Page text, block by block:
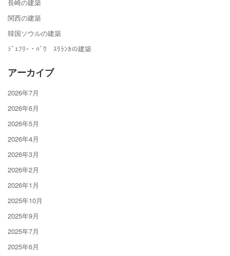
長崎の建築
関西の建築
韓国ソウルの建築
ｼﾞｪﾌﾘｰ・ﾊﾞﾜ ｽﾘﾗﾝｶの建築
アーカイブ
2026年7月
2026年6月
2026年5月
2026年4月
2026年3月
2026年2月
2026年1月
2025年10月
2025年9月
2025年7月
2025年6月